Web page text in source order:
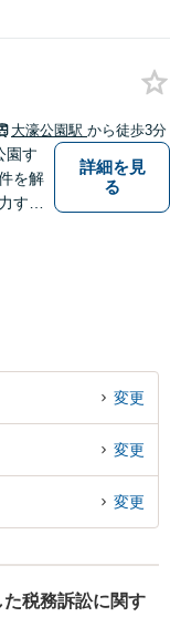
大濠公園駅 から徒歩3分
園す
を解
する
詳細を見
る
変更
変更
変更
税務訴訟に関す